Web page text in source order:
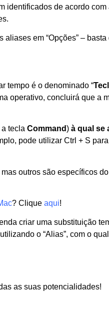
identificados de acordo com
em “Opções” – basta
tempo é o denominado “
operativo, concluirá que a
tecla Command) à qual se
pode utilizar Ctrl + S
outros são específicos do
? Clique aqui!
criar uma substituição
o “Alias”, com o
as suas potencialidades!